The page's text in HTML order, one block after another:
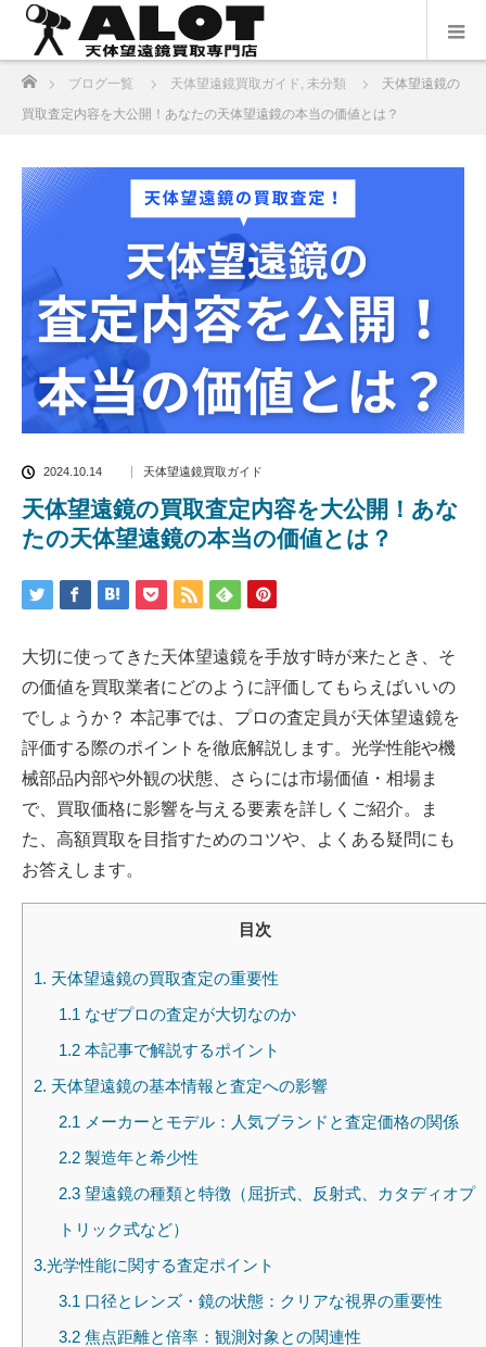
ブログ一覧 天体望遠鏡買取ガイド , 未分類
天体望遠鏡の
買取査定内容を大公開！あなたの天体望遠鏡の本当の価値とは？
2024.10.14 天体望遠鏡買取ガイド
天体望遠鏡の買取査定内容を大公開！あな
たの天体望遠鏡の本当の価値とは？
大切に使ってきた天体望遠鏡を手放す時が来たとき、そ
の価値を買取業者にどのように評価してもらえばいいの
でしょうか？ 本記事では、プロの査定員が天体望遠鏡を
評価する際のポイントを徹底解説します。光学性能や機
械部品内部や外観の状態、さらには市場価値・相場ま
で、買取価格に影響を与える要素を詳しくご紹介。ま
た、高額買取を目指すためのコツや、よくある疑問にも
お答えします。
目次
1. 天体望遠鏡の買取査定の重要性
1.1 なぜプロの査定が大切なのか
1.2 本記事で解説するポイント
2. 天体望遠鏡の基本情報と査定への影響
2.1 メーカーとモデル：人気ブランドと査定価格の関係
2.2 製造年と希少性
2.3 望遠鏡の種類と特徴（屈折式、反射式、カタディオプ
トリック式など）
3.光学性能に関する査定ポイント
3.1 口径とレンズ・鏡の状態：クリアな視界の重要性
3.2 焦点距離と倍率：観測対象との関連性